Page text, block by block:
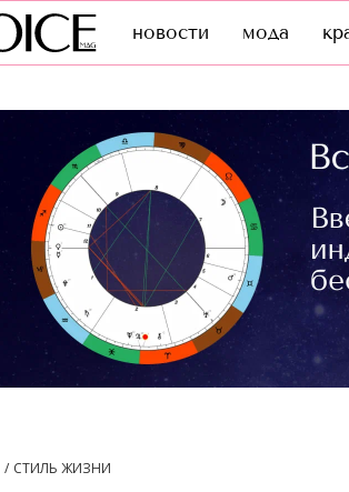
новости мода
СТИЛЬ ЖИЗНИ